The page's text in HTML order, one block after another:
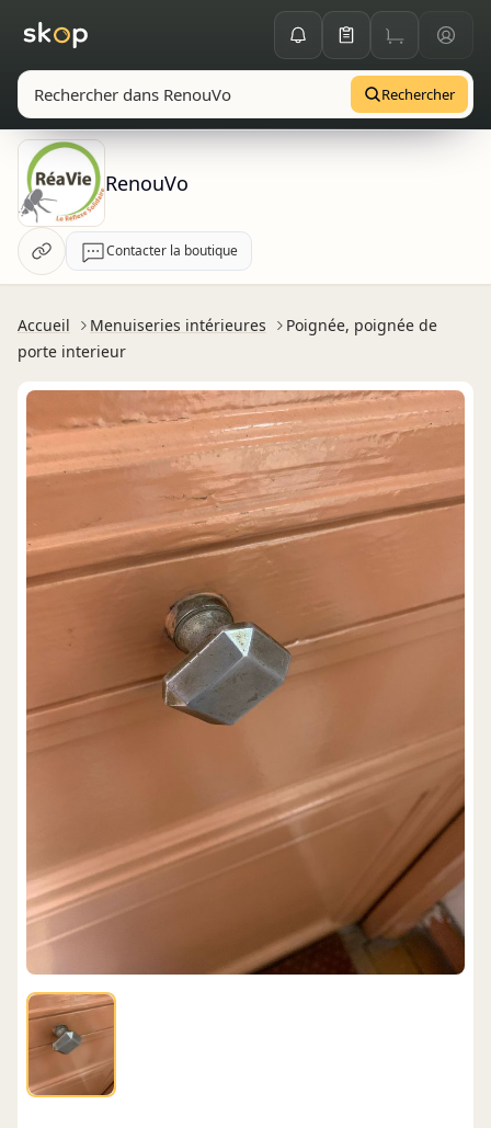
Rechercher
RenouVo
Contacter la boutique
Accueil Menuiseries intérieures
Poignée, poignée de
porte interieur